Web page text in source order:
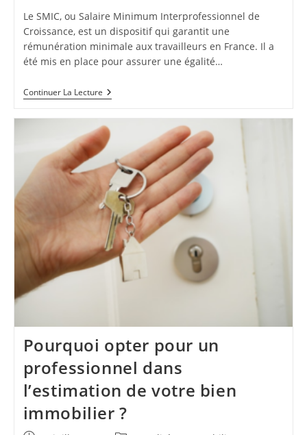
Le SMIC, ou Salaire Minimum Interprofessionnel de
Croissance, est un dispositif qui garantit une
rémunération minimale aux travailleurs en France. Il a
été mis en place pour assurer une égalité…
Continuer La LectureImpact
Du
Sur
Vos
Revenus
Decryptage
De
Votre
Bulletin
De
Salaire
Pourquoi opter pour un
professionnel dans
l’estimation de votre bien
immobilier ?